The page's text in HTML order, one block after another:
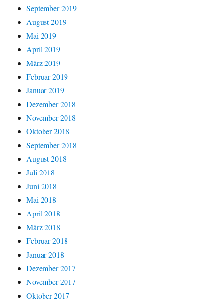
September 2019
August 2019
Mai 2019
April 2019
März 2019
Februar 2019
Januar 2019
Dezember 2018
November 2018
Oktober 2018
September 2018
August 2018
Juli 2018
Juni 2018
Mai 2018
April 2018
März 2018
Februar 2018
Januar 2018
Dezember 2017
November 2017
Oktober 2017